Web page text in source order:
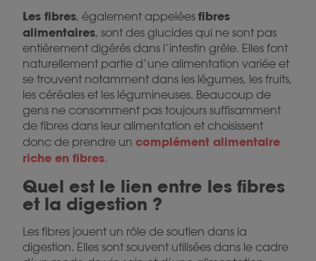
Les fibres, également appelées fibres
alimentaires, sont des glucides qui ne sont pas
entièrement digérés dans l’intestin grêle. Elles font
naturellement partie d’une alimentation variée et
se trouvent notamment dans les légumes, les fruits,
les céréales et les légumineuses. Beaucoup de
gens ne consomment pas toujours suffisamment
de fibres dans leur alimentation et choisissent
donc de prendre un complément alimentaire
riche en fibres.
Quel est le lien entre les fibres
et la digestion ?
Les fibres jouent un rôle de soutien dans la
digestion. Elles sont souvent utilisées dans le cadre